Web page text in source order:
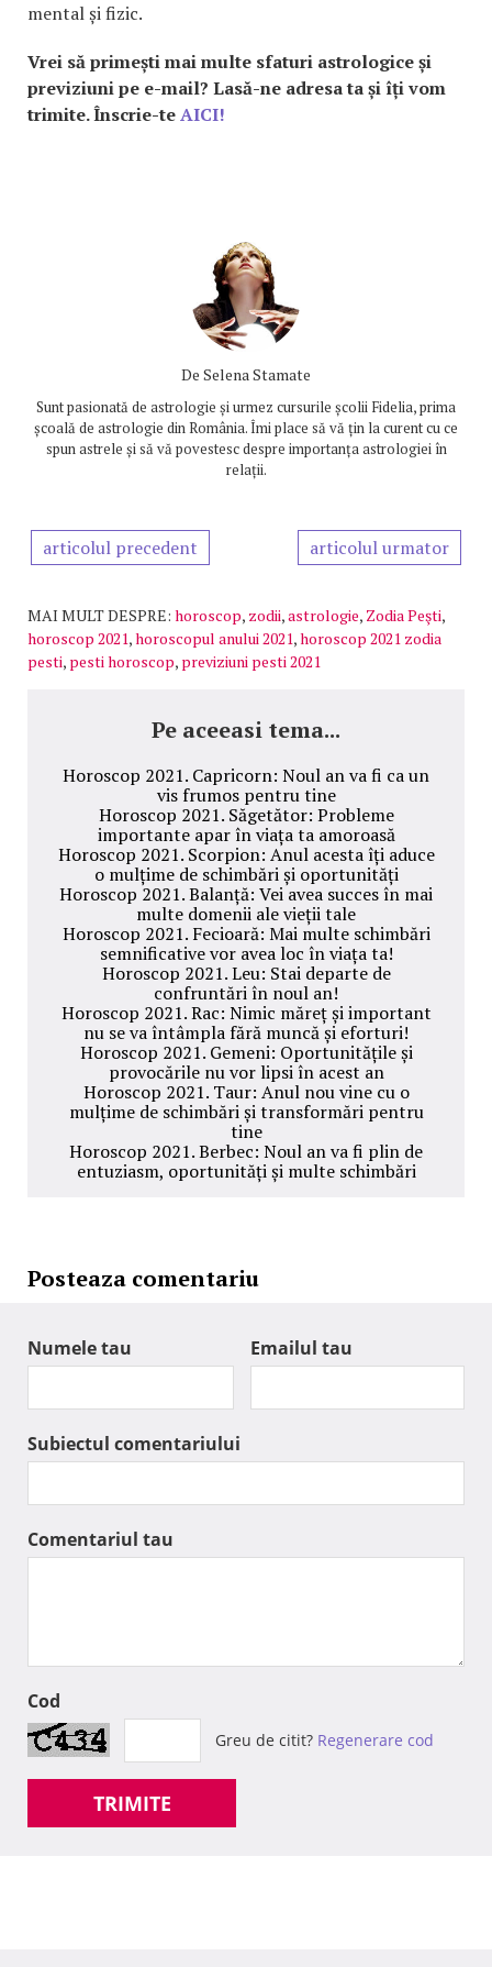
mental și fizic.
Vrei să primești mai multe sfaturi astrologice și
previziuni pe e-mail? Lasă-ne adresa ta și îți vom
trimite. Înscrie-teAICI!
De Selena Stamate
Sunt pasionată de astrologie și urmez cursurile școlii Fidelia, prima
școală de astrologie din România. Îmi place să vă țin la curent cu ce
spun astrele și să vă povestesc despre importanța astrologiei în
relații.
articolul precedent articolul urmator
MAI MULT DESPRE: horoscop, zodii,astrologie, Zodia Peşti,
horoscop 2021,horoscopul anului 2021,horoscop 2021 zodia
pesti, pesti horoscop, previziuni pesti 2021
Pe aceeasi tema...
Horoscop 2021. Capricorn: Noul an va fi ca un
vis frumos pentru tine
Horoscop 2021. Săgetător: Probleme
importante apar în viața ta amoroasă
Horoscop 2021. Scorpion: Anul acesta îți aduce
o mulțime de schimbări și oportunități
Horoscop 2021. Balanță: Vei avea succes în mai
multe domenii ale vieții tale
Horoscop 2021. Fecioară: Mai multe schimbări
semnificative vor avea loc în viața ta!
Horoscop 2021. Leu: Stai departe de
confruntări în noul an!
Horoscop 2021. Rac: Nimic măreț și important
nu se va întâmpla fără muncă și eforturi!
Horoscop 2021. Gemeni: Oportunitățile și
provocările nu vor lipsi în acest an
Horoscop 2021. Taur: Anul nou vine cu o
mulțime de schimbări și transformări pentru
tine
Horoscop 2021. Berbec: Noul an va fi plin de
entuziasm, oportunități și multe schimbări
Posteaza comentariu
Numele tau Emailul tau
Subiectul comentariului
Comentariul tau
Cod
Greu de citit? Regenerare cod
TRIMITE